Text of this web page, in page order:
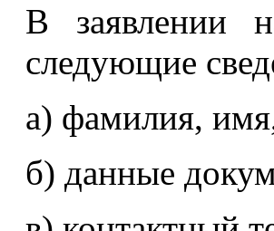
В заявлении
следующие
а) фамилия,
б) данные